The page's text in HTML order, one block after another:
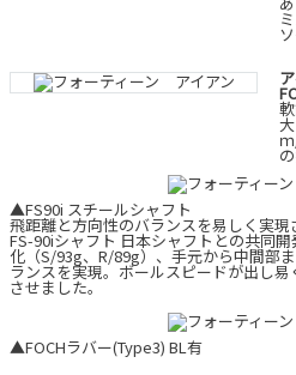
▲FS90i スチールシャフト
飛距離と方向性のバランスを易しく実
FS-90iシャフト 日本シャフトとの共同
化（S/93g、R/89g）、手元から中間部
ランスを実現。ボールスピードが出し
させました。
▲FOCHラバー(Type3) BL有